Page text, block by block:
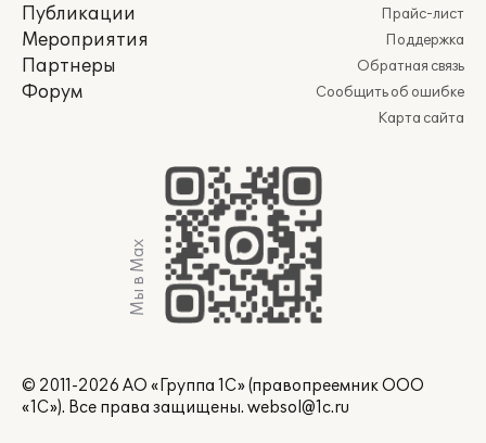
Публикации
Мероприятия
Партнеры
Форум
Прайс-лист
Поддержка
Обратная связь
Сообщить об ошибке
Карта сайта
Мы в Max
© 2011-2026 АО «Группа 1С» (правопреемник ООО
«1С»). Все права защищены. websol@1c.ru